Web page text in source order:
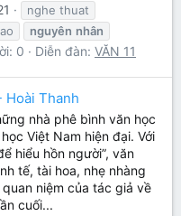
nghe thuat
nguyên nhân
0 Diễn đàn: VĂN 11
Hoài Thanh
nhà phê bình văn học
Việt Nam hiện đại. Với
hiểu hồn người”, văn
tế, tài hoa, nhẹ nhàng
niệm của tác giả về
cuối...